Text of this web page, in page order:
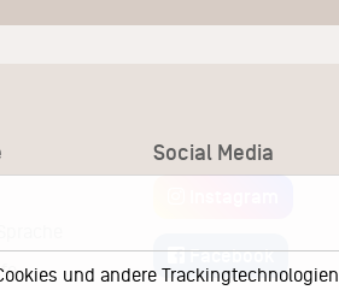
Social Media
Facebook
und andere